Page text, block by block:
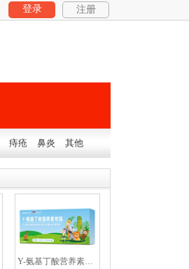
登录 注册
痔疮 鼻炎 其他
Y-氨基丁酸营养素饮品